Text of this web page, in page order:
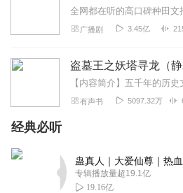
广播剧 3.45亿
盗墓王之妖塔寻龙（静
有声书 5097.32万
经典必听
专辑播放量超19.1亿
19.16亿